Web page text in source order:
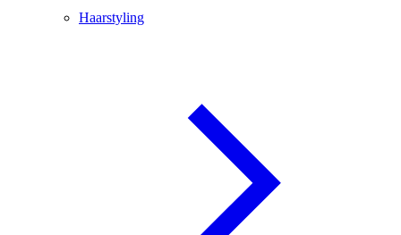
Haarstyling